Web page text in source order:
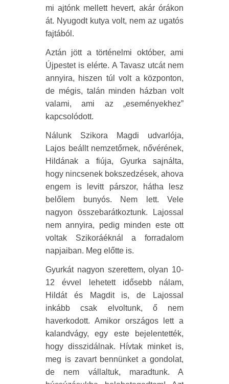
mi ajtónk mellett hevert, akár órákon
át. Nyugodt kutya volt, nem az ugatós
fajtából.
Aztán jött a történelmi október, ami
Újpestet is elérte. A Tavasz utcát nem
annyira, hiszen túl volt a központon,
de mégis, talán minden házban volt
valami, ami az „eseményekhez”
kapcsolódott.
Nálunk Szikora Magdi udvarlója,
Lajos beállt nemzetőrnek, nővérének,
Hildának a fiúja, Gyurka sajnálta,
hogy nincsenek bokszedzések, ahova
engem is levitt párszor, hátha lesz
belőlem bunyós. Nem lett. Vele
nagyon összebarátkoztunk. Lajossal
nem annyira, pedig minden este ott
voltak Szikoráéknál a forradalom
napjaiban. Meg előtte is.
Gyurkát nagyon szerettem, olyan 10-
12 évvel lehetett idősebb nálam,
Hildát és Magdit is, de Lajossal
inkább csak elvoltunk, ő nem
haverkodott. Amikor országos lett a
kalandvágy, egy este bejelentették,
hogy disszidálnak. Hívtak minket is,
meg is zavart bennünket a gondolat,
de nem vállaltuk, maradtunk. A